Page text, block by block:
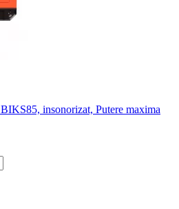
insonorizat, Putere maxima